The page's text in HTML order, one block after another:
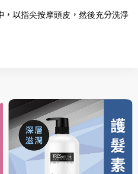
以指尖按摩頭皮，然後充分洗淨